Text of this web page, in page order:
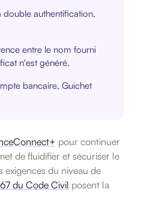
double authentification,
entre le nom fourni
n'est généré.
bancaire, Guichet
pour continuer
de fluidifier et sécuriser le
du niveau de
du Code Civil posent la